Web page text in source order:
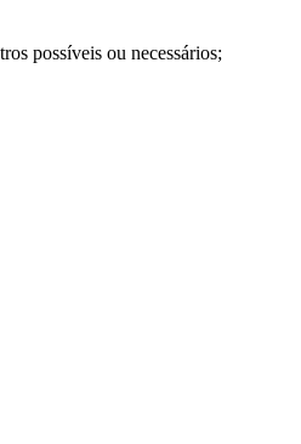
possíveis ou necessários;